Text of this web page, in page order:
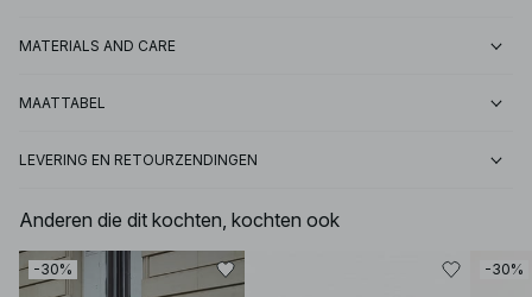
MATERIALS AND CARE
MAATTABEL
LEVERING EN RETOURZENDINGEN
Anderen die dit kochten, kochten ook
-30% -30%